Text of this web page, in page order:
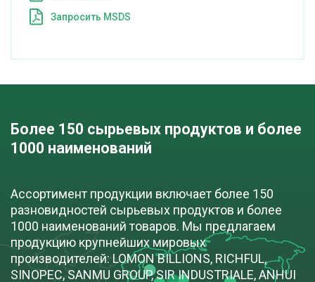
Запросить MSDS
Более 150 сырьевых продуктов и более
1000 наименований
Ассортимент продукции включает более 150
разновидностей сырьевых продуктов и более
1000 наименований товаров. Мы предлагаем
продукцию крупнейших мировых
производителей: LOMON BILLIONS, RICHFUL,
SINOPEC, SANMU GROUP, SIR INDUSTRIALE, ANHUI